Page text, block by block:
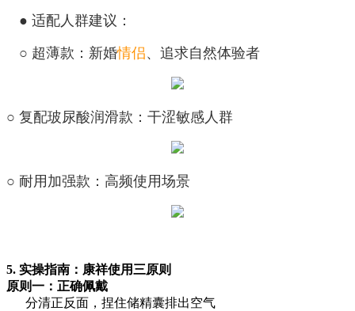
● 适配人群建议：
○ 超薄款：新婚情侣、追求自然体验者
○ 复配玻尿酸润滑款：干涩敏感人群
○ 耐用加强款：高频使用场景
5. 实操指南：康祥使用三原则
原则一：正确佩戴
分清正反面，捏住储精囊排出空气